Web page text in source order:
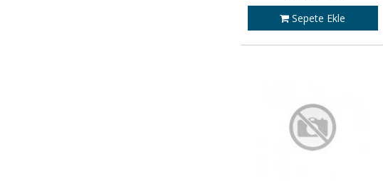
Sepete Ekle